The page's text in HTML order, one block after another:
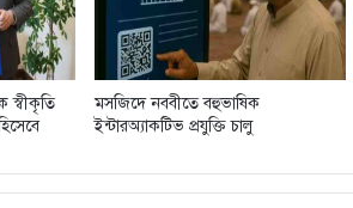
স্বীকৃতি
মসজিদে নববীতে বহুভাষিক
ইন্টারঅ্যাকটিভ প্রযুক্তি চালু